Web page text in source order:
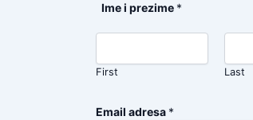
Ime i prezime *
First Last
Email adresa *